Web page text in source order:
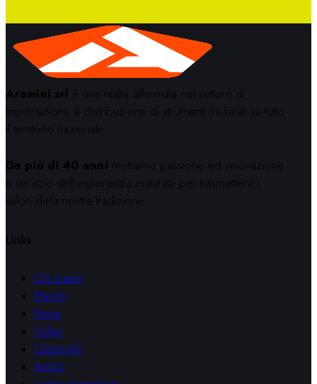
Aramini srl è una realtà affermata nel settore di
importazione e distribuzione di strumenti musicali su tutto
il territorio nazionale.
Da più di 40 anni mettiamo passione ed innovazione
a servizio dell’esperienza maturata per trasmettervi i
valori della nostra tradizione.
Links
Chi siamo
Marchi
News
Video
Cataloghi
Artisti